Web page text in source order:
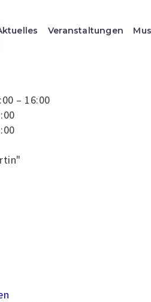
Veranstaltungen
– 16:00